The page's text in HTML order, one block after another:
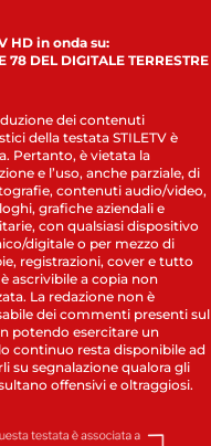
HD in onda su:
78 DEL DIGITALE TERRESTRE
dei contenuti
della testata STILETV è
Pertanto, è vietata la
e l’uso, anche parziale, di
contenuti audio/video,
grafiche aziendali e
con qualsiasi dispositivo
digitale o per mezzo di
registrazioni, cover e tutto
ascrivibile a copia non
La redazione non è
dei commenti presenti sul
potendo esercitare un
continuo resta disponibile ad
su segnalazione qualora gli
offensivi e oltraggiosi.